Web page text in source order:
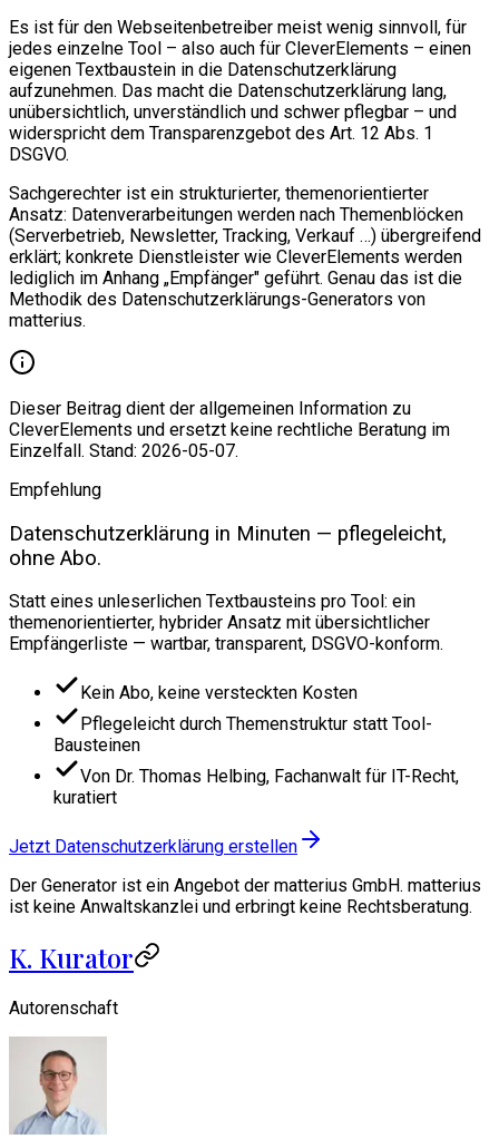
Es ist für den Webseitenbetreiber meist wenig sinnvoll, für
jedes einzelne Tool – also auch für CleverElements – einen
eigenen Textbaustein in die Datenschutzerklärung
aufzunehmen. Das macht die Datenschutzerklärung lang,
unübersichtlich, unverständlich und schwer pflegbar – und
widerspricht dem Transparenzgebot des Art. 12 Abs. 1
DSGVO.
Sachgerechter ist ein strukturierter, themenorientierter
Ansatz: Datenverarbeitungen werden nach Themenblöcken
(Serverbetrieb, Newsletter, Tracking, Verkauf …) übergreifend
erklärt; konkrete Dienstleister wie CleverElements werden
lediglich im Anhang „Empfänger" geführt. Genau das ist die
Methodik des Datenschutzerklärungs-Generators von
matterius.
Dieser Beitrag dient der allgemeinen Information zu
CleverElements und ersetzt keine rechtliche Beratung im
Einzelfall. Stand: 2026-05-07.
Empfehlung
Datenschutzerklärung in Minuten — pflegeleicht,
ohne Abo.
Statt eines unleserlichen Textbausteins pro Tool: ein
themenorientierter, hybrider Ansatz mit übersichtlicher
Empfängerliste — wartbar, transparent, DSGVO-konform.
Kein Abo, keine versteckten Kosten
Pflegeleicht durch Themenstruktur statt Tool-
Bausteinen
Von Dr. Thomas Helbing, Fachanwalt für IT-Recht,
kuratiert
Jetzt Datenschutzerklärung erstellen
Der Generator ist ein Angebot der matterius GmbH. matterius
ist keine Anwaltskanzlei und erbringt keine Rechtsberatung.
K. Kurator
Autorenschaft